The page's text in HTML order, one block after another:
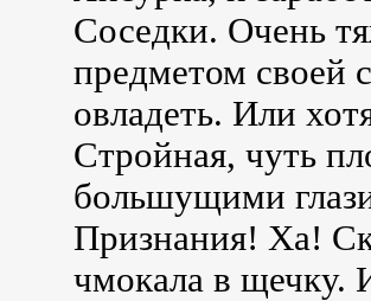
Соседки. Очень
предметом своей
овладеть. Или
Стройная, чуть
большущими
Признания! Ха!
чмокала в щечку.